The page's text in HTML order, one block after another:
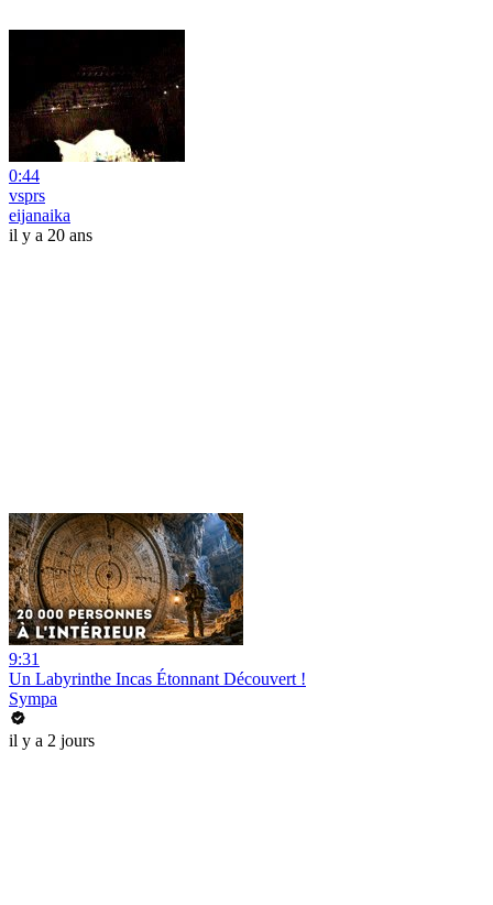
0:44
vsprs
eijanaika
il y a 20 ans
9:31
Un Labyrinthe Incas Étonnant Découvert !
Sympa
il y a 2 jours